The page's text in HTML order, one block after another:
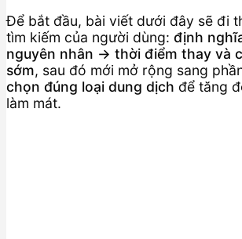
Để bắt đầu, bài viết dưới đây sẽ đi
tìm kiếm của người dùng: định
nguyên nhân → thời điểm thay và
sớm, sau đó mới mở rộng sang
chọn đúng loại dung dịch để tăng
làm mát.